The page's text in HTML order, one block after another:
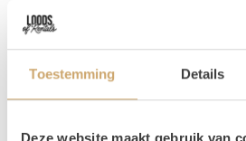
Toestemming Details
Omschrijving